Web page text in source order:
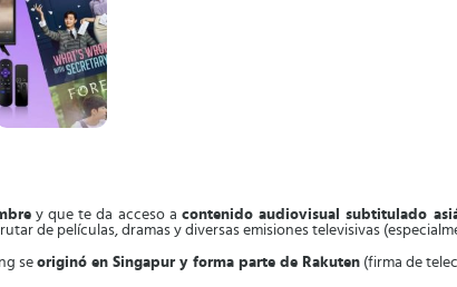
y que te da acceso acontenido audiovisual subtitulado
de películas, dramas y diversas emisiones televisivas
seoriginó en Singapur y forma parte de Rakuten(firma de